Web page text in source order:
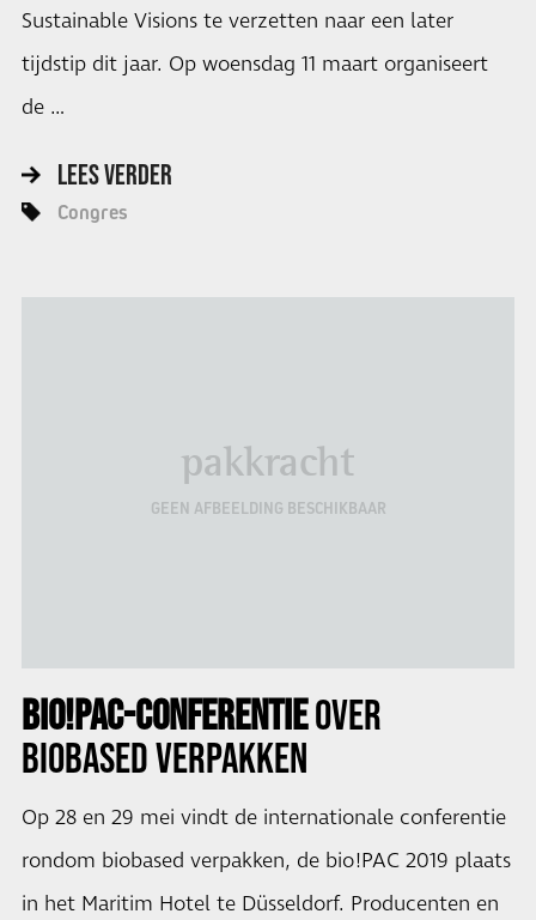
Sustainable Visions te verzetten naar een later
tijdstip dit jaar. Op woensdag 11 maart organiseert
de …
LEES VERDER
Congres
pakkracht
GEEN AFBEELDING BESCHIKBAAR
BIO!PAC-CONFERENTIEOVER
BIOBASED VERPAKKEN
Op 28 en 29 mei vindt de internationale conferentie
rondom biobased verpakken, de bio!PAC 2019 plaats
in het Maritim Hotel te Düsseldorf. Producenten en